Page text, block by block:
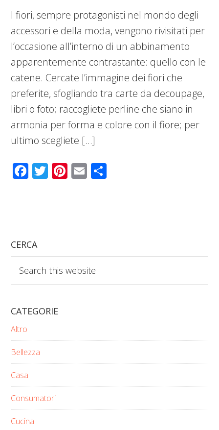
I fiori, sempre protagonisti nel mondo degli
accessori e della moda, vengono rivisitati per
l’occasione all’interno di un abbinamento
apparentemente contrastante: quello con le
catene. Cercate l’immagine dei fiori che
preferite, sfogliando tra carte da decoupage,
libri o foto; raccogliete perline che siano in
armonia per forma e colore con il fiore; per
ultimo scegliete […]
Facebook
Twitter
Pinterest
Email
CERCA
this
website
CATEGORIE
Altro
Bellezza
Casa
Consumatori
Cucina